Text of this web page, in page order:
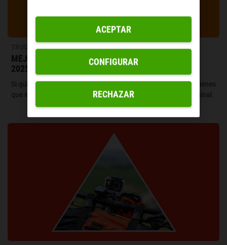
MEJORES IDEAS DE DISFRACES PARA HALLOWEEN
2025
Si quieres devorar con tu disfraz de Halloween de este año, tienes
que ir más allá de las opciones típicas y buscar algo más original.
RECHAZAR
ACEPTAR
CONFIGURAR